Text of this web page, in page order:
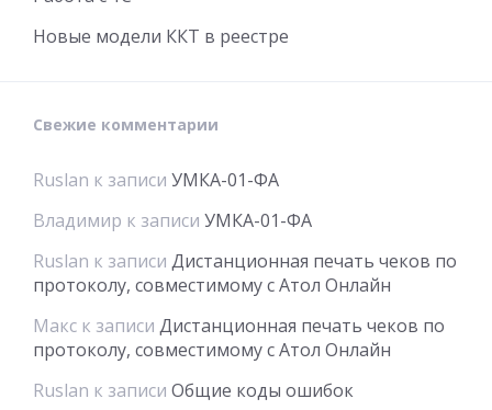
Новые модели ККТ в реестре
Свежие комментарии
Ruslan к записи УМКА-01-ФА
Владимир к записи УМКА-01-ФА
Ruslan к записи Дистанционная печать чеков по
протоколу, совместимому с Атол Онлайн
Макс к записи Дистанционная печать чеков по
протоколу, совместимому с Атол Онлайн
Ruslan к записи Общие коды ошибок